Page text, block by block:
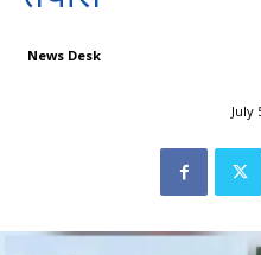
News Desk
July